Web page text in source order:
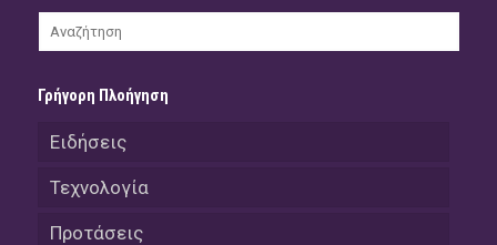
Γρήγορη Πλοήγηση
Ειδήσεις
Τεχνολογία
Προτάσεις